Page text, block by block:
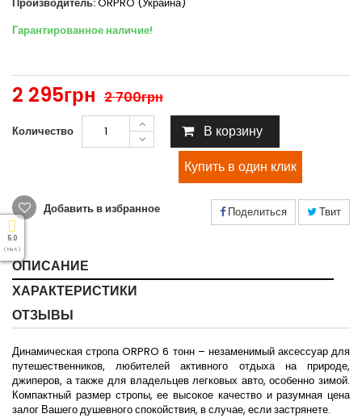
Гарантированное наличие!
2 295грн 2 700грн
Количество В корзину
Добавить в избранное Поделиться Твит
ОПИСАНИЕ
ХАРАКТЕРИСТИКИ
ОТЗЫВЫ
Динамическая стропа ORPRO 6 тонн – незаменимый аксессуар для
путешественников, любителей активного отдыха на природе,
джиперов, а также для владельцев легковых авто, особенно зимой.
Компактный размер стропы, ее высокое качество и разумная цена
залог Вашего душевного спокойствия, в случае, если застрянете.
5.0
( На 5 )